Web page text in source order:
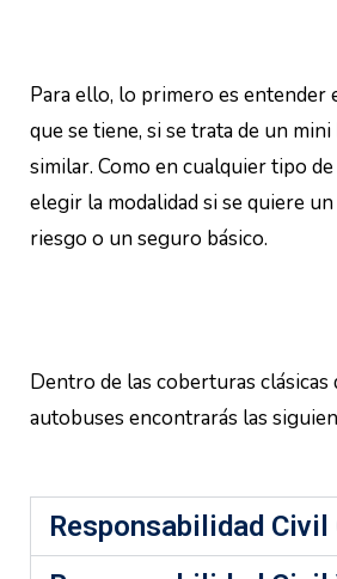
Para ello, lo primero es entender
que se tiene, si se trata de un
similar. Como en cualquier tipo
elegir la modalidad si se quiere
riesgo o un seguro básico.
Dentro de las coberturas clásicas
autobuses encontrarás las
Responsabilidad